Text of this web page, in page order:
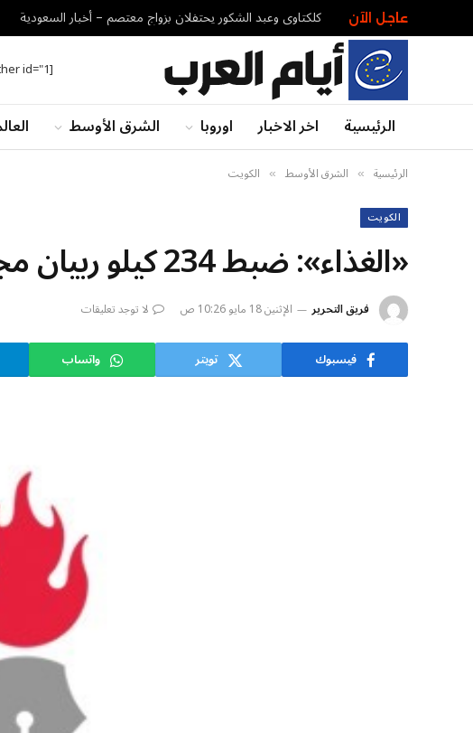
عاجل الآن كلكتاوي وعبد الشكور يحتفلان بزواج معتصم – أخبار السعودية
[elfsight_weather id="1"]
الرئيسية اخر الاخبار اوروبا الشرق الأوسط
الرئيسية » الشرق الأوسط » الكويت
الكويت
«الغذاء»: ضبط 234 كيلو ربيان مجمّد تمت إذابته لبيعه طازجاً
فريق التحرير الإثنين 18 مايو 10:26 ص لا توجد تعليقات
فيسبوك تويتر واتساب